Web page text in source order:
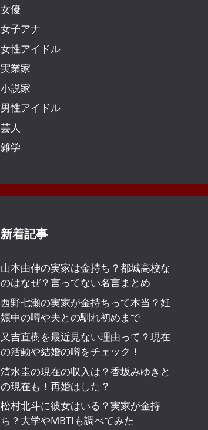
女優
女子アナ
女性アイドル
実業家
小説家
男性アイドル
芸人
雑学
新着記事
山本由伸の実家は金持ち？都城高校な
のはなぜ？言ってない名言まとめ
西野七瀬の実家が金持ちって本当？妊
娠中の噂や夫との馴れ初めまで
又吉直樹を最近見ない理由って？現在
の活動や結婚の噂をチェック！
清水圭の現在の収入は？香坂みゆきと
の現在も！再婚はした？
松村北斗に彼女はいる？実家が金持
ち？大学やMBTIも調べてみた